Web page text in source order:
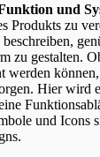
und
Produkts zu
zu gestalten.
werden
Hier wird
und Icons